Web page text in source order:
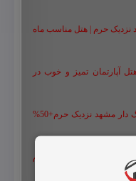
نزدیک حرم | هتل مناسب ماه
آپارتمان تمیز و خوب در
رزرو هتل در مشهد با پارکینگ | هتل پارکینگ دار مشهد نزدیک حرم+50%
آپارتمان مشهد نزدیک حرم